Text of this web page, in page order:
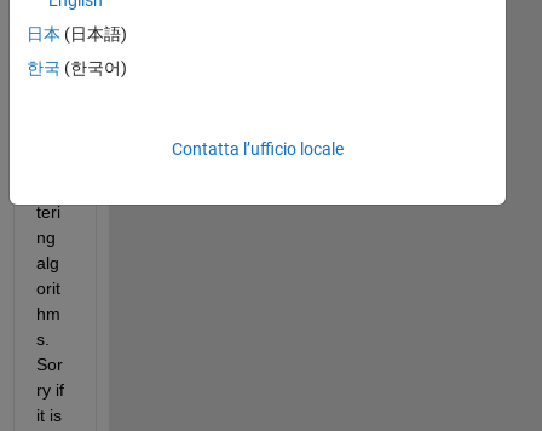
bas
ics
of
teri
ng
alg
orit
hm
s.
Sor
ry if
it is
日本 (日本語)
한국 (한국어)
Contatta l’ufficio locale